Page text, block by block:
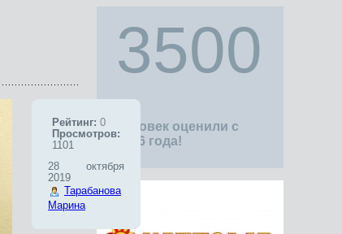
3500
человек оценили с
1996 года!
Рейтинг: 0
Просмотров:
1101
28 октября
2019
Тарабанова
Марина